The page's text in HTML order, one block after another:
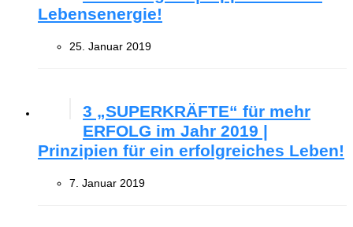
Lebensenergie!
25. Januar 2019
3 „SUPERKRÄFTE“ für mehr
ERFOLG im Jahr 2019 |
Prinzipien für ein erfolgreiches Leben!
7. Januar 2019